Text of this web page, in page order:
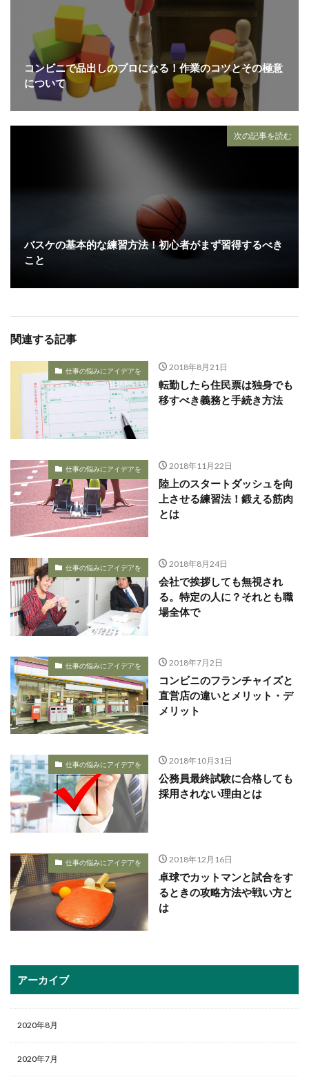
コンビニで品出しのプロになる！作業のコツとその極意
について
次の記事を読む
バスケの基本的な練習方法！初心者がまず習得するべき
こと
関連する記事
仕事の悩みにアイデアを 2018年8月21日
転勤したら住民票は独身でも
移すべき義務と手続き方法
仕事の悩みにアイデアを 2018年11月22日
陸上のスタートダッシュを向
上させる練習法！鍛える筋肉
とは
仕事の悩みにアイデアを 2018年8月24日
会社で挨拶しても無視され
る。特定の人に？それとも職
場全体で
仕事の悩みにアイデアを 2018年7月2日
コンビニのフランチャイズと
直営店の違いとメリット・デ
メリット
仕事の悩みにアイデアを 2018年10月31日
公務員最終試験に合格しても
採用されない理由とは
仕事の悩みにアイデアを 2018年12月16日
卓球でカットマンと試合をす
るときの攻略方法や戦い方と
は
アーカイブ
2020年8月
2020年7月